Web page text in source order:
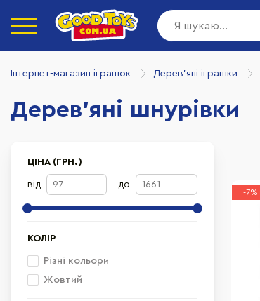
Інтернет-магазин іграшок Дерев'яні іграшки
Дерев'яні шнурівки
ЦІНА (ГРН.)
від до
КОЛІР
Різні кольори
Жовтий
-7%